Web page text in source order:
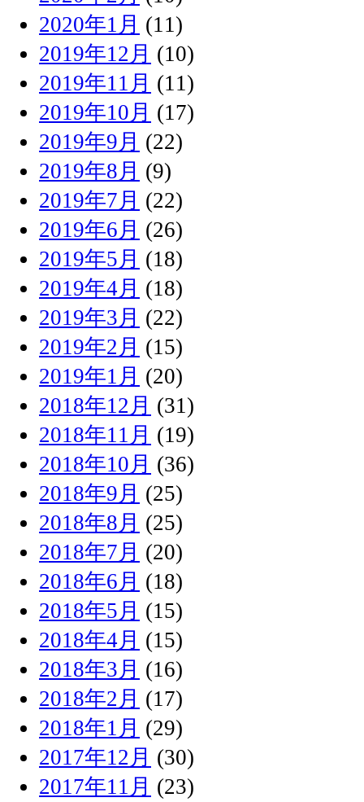
2020年1月 (11)
2019年12月 (10)
2019年11月 (11)
2019年10月 (17)
2019年9月 (22)
2019年8月 (9)
2019年7月 (22)
2019年6月 (26)
2019年5月 (18)
2019年4月 (18)
2019年3月 (22)
2019年2月 (15)
2019年1月 (20)
2018年12月 (31)
2018年11月 (19)
2018年10月 (36)
2018年9月 (25)
2018年8月 (25)
2018年7月 (20)
2018年6月 (18)
2018年5月 (15)
2018年4月 (15)
2018年3月 (16)
2018年2月 (17)
2018年1月 (29)
2017年12月 (30)
2017年11月 (23)